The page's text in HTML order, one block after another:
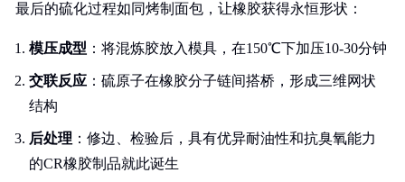
最后的硫化过程如同烤制面包，让橡胶获得永恒形状：
模压成型 ：将混炼胶放入模具，在150℃下加压10-30分钟
交联反应 ：硫原子在橡胶分子链间搭桥，形成三维网状
结构
后处理 ：修边、检验后，具有优异耐油性和抗臭氧能力
的CR橡胶制品就此诞生